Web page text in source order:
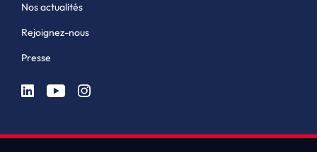
Nos actualités
Rejoignez-nous
Presse